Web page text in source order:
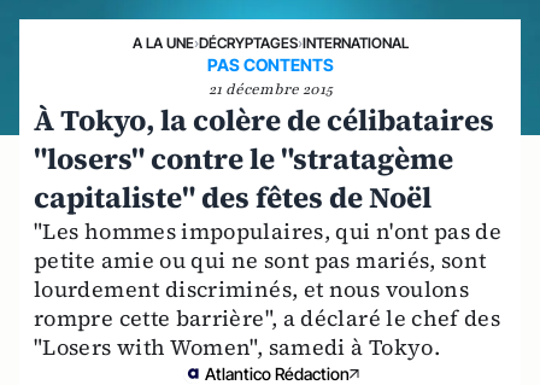
A LA UNE›DÉCRYPTAGES›INTERNATIONAL
PAS CONTENTS
21 décembre 2015
À Tokyo, la colère de célibataires
"losers" contre le "stratagème
capitaliste" des fêtes de Noël
"Les hommes impopulaires, qui n'ont pas de
petite amie ou qui ne sont pas mariés, sont
lourdement discriminés, et nous voulons
rompre cette barrière", a déclaré le chef des
"Losers with Women", samedi à Tokyo.
Atlantico Rédaction